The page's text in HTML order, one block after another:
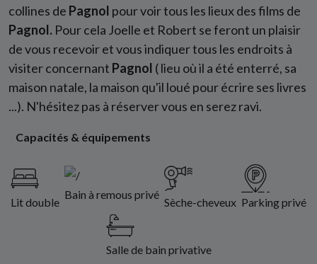
collines de Pagnol pour voir tous les lieux des films de
Pagnol. Pour cela Joelle et Robert se feront un plaisir
de vous recevoir et vous indiquer tous les endroits à
visiter concernant Pagnol ( lieu où il a été enterré, sa
maison natale, la maison qu'il loué pour écrire ses livres
...). N'hésitez pas à réserver vous en serez ravi.
Capacités & équipements
Lit double
Bain à remous privé
Sèche-cheveux Parking privé
Salle de bain privative